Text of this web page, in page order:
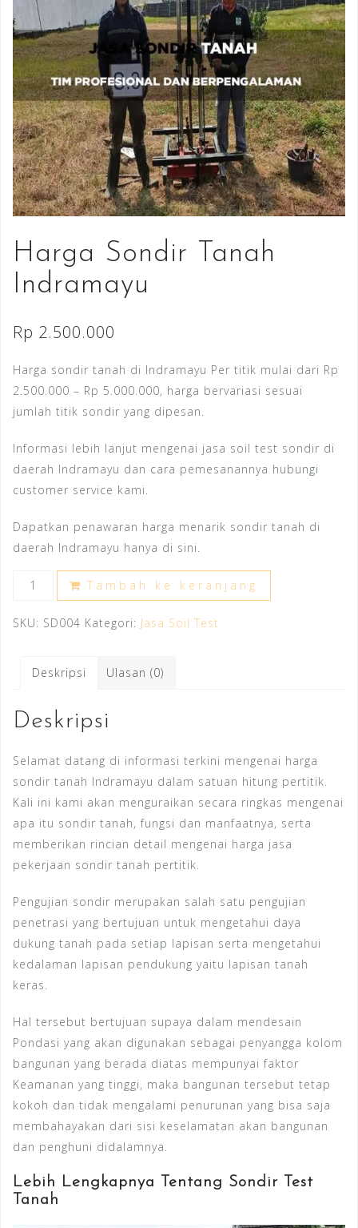
Harga Sondir Tanah
Indramayu
Rp 2.500.000
Harga sondir tanah di Indramayu Per titik mulai dari Rp
2.500.000 – Rp 5.000.000, harga bervariasi sesuai
jumlah titik sondir yang dipesan.
Informasi lebih lanjut mengenai jasa soil test sondir di
daerah Indramayu dan cara pemesanannya hubungi
customer service kami.
Dapatkan penawaran harga menarik sondir tanah di
daerah Indramayu hanya di sini.
Kuantitas
Sondir
Tambah ke keranjang
SKU: SD004 Kategori: Jasa Soil Test
Deskripsi Ulasan (0)
Deskripsi
Selamat datang di informasi terkini mengenai harga
sondir tanah Indramayu dalam satuan hitung pertitik.
Kali ini kami akan menguraikan secara ringkas mengenai
apa itu sondir tanah, fungsi dan manfaatnya, serta
memberikan rincian detail mengenai harga jasa
pekerjaan sondir tanah pertitik.
Pengujian sondir merupakan salah satu pengujian
penetrasi yang bertujuan untuk mengetahui daya
dukung tanah pada setiap lapisan serta mengetahui
kedalaman lapisan pendukung yaitu lapisan tanah
keras.
Hal tersebut bertujuan supaya dalam mendesain
Pondasi yang akan digunakan sebagai penyangga kolom
bangunan yang berada diatas mempunyai faktor
Keamanan yang tinggi, maka bangunan tersebut tetap
kokoh dan tidak mengalami penurunan yang bisa saja
membahayakan dari sisi keselamatan akan bangunan
dan penghuni didalamnya.
Lebih Lengkapnya Tentang Sondir Test
Tanah